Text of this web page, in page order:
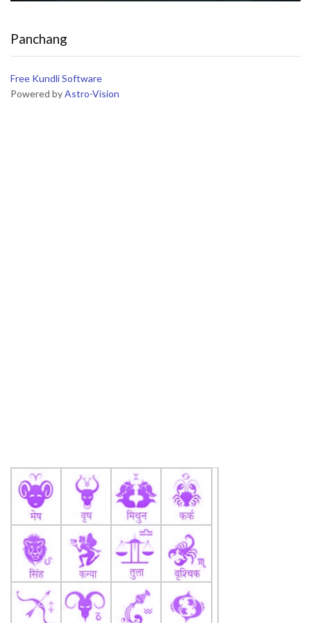
Panchang
Free Kundli Software
Powered byAstro-Vision